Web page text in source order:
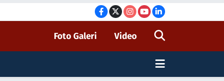
Foto Galeri Video